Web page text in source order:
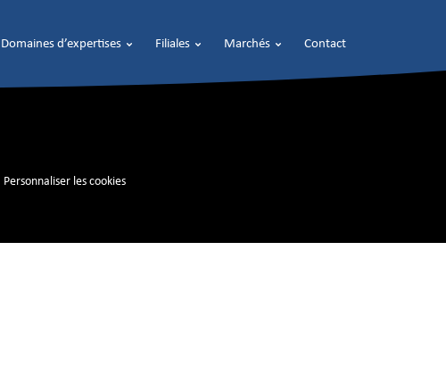
Domaines d’expertises Filiales Marchés Contact
Personnaliser les cookies